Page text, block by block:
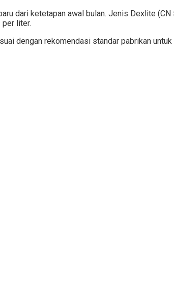
dari ketetapan awal bulan. Jenis Dexlite
per liter.
dengan rekomendasi standar pabrikan